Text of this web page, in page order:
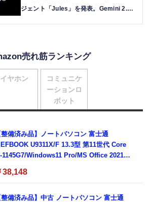
ジェント「Jules」を発表。Gemini 2.0
売れ筋ランキング
整備済み品】ノートパソコン 富士通
U9311X/F 13.3型 第11世代 Core
1145G7/Windows11 Pro/MS Office 2021搭
C/360度回転対応/有線静音マウス付
38,148
整備済み品】中古 ノートパソコン 富士通
イヤホン
コミュニケ
ーションロ
ボット